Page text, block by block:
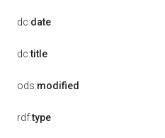
dc:date
dc:title
ods:modified
rdf:type